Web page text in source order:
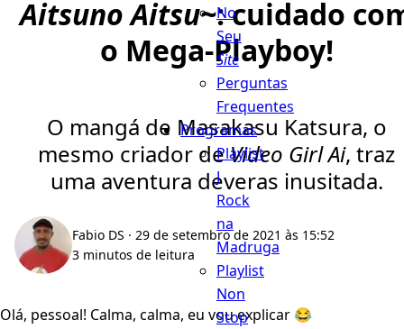
No
Seu
Site
Perguntas
Frequentes
Programas
Playlist
J
Rock
na
Madruga
Playlist
Non
Stop
Aitsuno Aitsu~: cuidado
o Mega-Playboy!
O mangá de Masakasu Katsura, o
mesmo criador deVideo Girl Ai, traz
uma aventura deveras inusitada.
Fabio DS · 29 de setembro de 2021 às 15:52
3 minutos de leitura
Olá, pessoal! Calma, calma, eu vou explicar 😂